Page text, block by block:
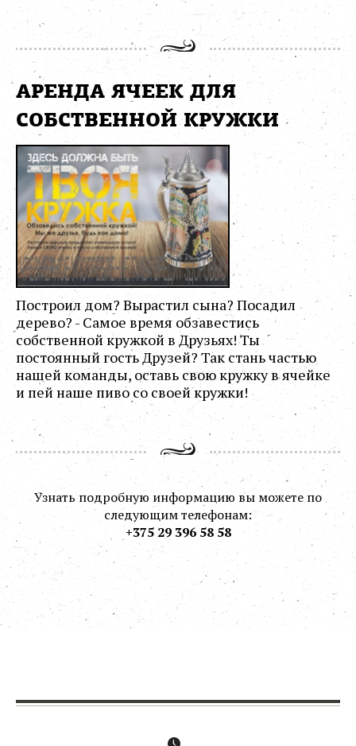
АРЕНДА ЯЧЕЕК ДЛЯ
СОБСТВЕННОЙ КРУЖКИ
Построил дом? Вырастил сына? Посадил
дерево? - Самое время обзавестись
собственной кружкой в Друзьях! Ты
постоянный гость Друзей? Так стань частью
нашей команды, оставь свою кружку в ячейке
и пей наше пиво со своей кружки!
Узнать подробную информацию вы можете по
следующим телефонам:
+375 29 396 58 58